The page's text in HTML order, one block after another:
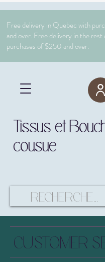
Tissus et
cousue
Free delivery in Quebec with
and over. Free delivery in the
purchases of $250 and over.
CUSTOMER